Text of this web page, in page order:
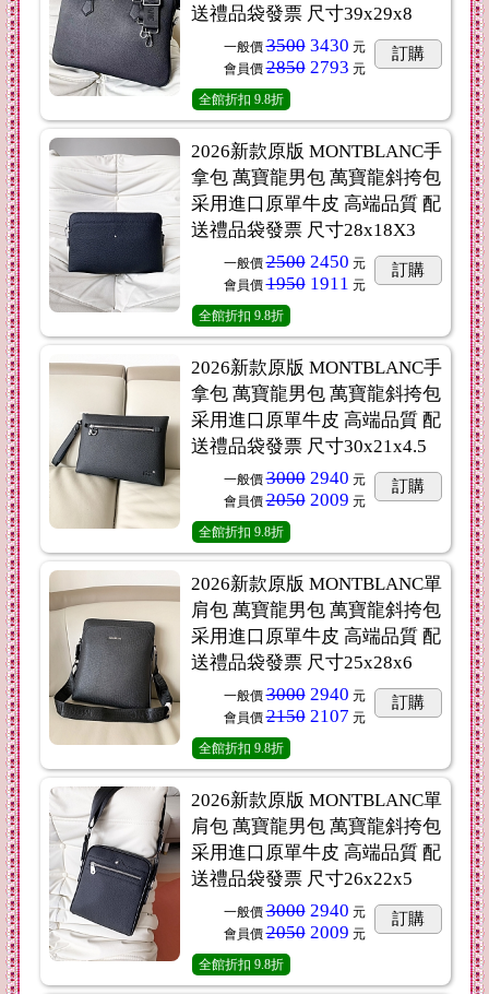
送禮品袋發票 尺寸39x29x8
一般價 35003430 元
會員價 28502793 元
訂購
全館折扣 9.8折
2026新款原版 MONTBLANC手
拿包 萬寶龍男包 萬寶龍斜挎包
采用進口原單牛皮 高端品質 配
送禮品袋發票 尺寸28x18X3
一般價 25002450 元
會員價 19501911 元
訂購
全館折扣 9.8折
2026新款原版 MONTBLANC手
拿包 萬寶龍男包 萬寶龍斜挎包
采用進口原單牛皮 高端品質 配
送禮品袋發票 尺寸30x21x4.5
一般價 30002940 元
會員價 20502009 元
訂購
全館折扣 9.8折
2026新款原版 MONTBLANC單
肩包 萬寶龍男包 萬寶龍斜挎包
采用進口原單牛皮 高端品質 配
送禮品袋發票 尺寸25x28x6
一般價 30002940 元
會員價 21502107 元
訂購
全館折扣 9.8折
2026新款原版 MONTBLANC單
肩包 萬寶龍男包 萬寶龍斜挎包
采用進口原單牛皮 高端品質 配
送禮品袋發票 尺寸26x22x5
一般價 30002940 元
會員價 20502009 元
訂購
全館折扣 9.8折